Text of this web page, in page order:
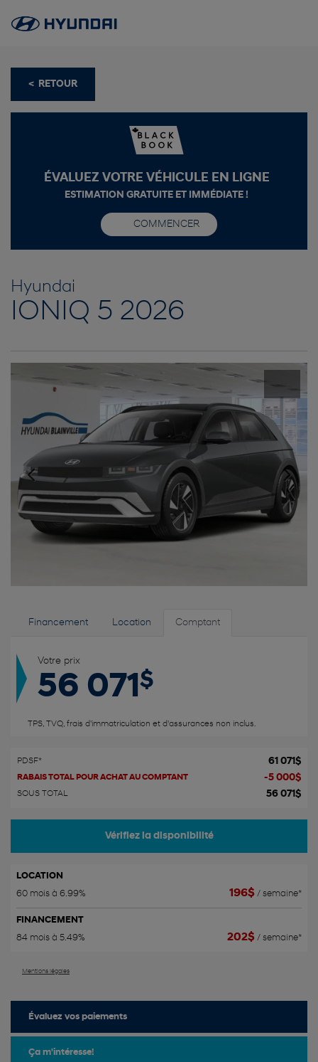
< RETOUR
ÉVALUEZ VOTRE VÉHICULE EN LIGNE
ESTIMATION GRATUITE ET IMMÉDIATE !
COMMENCER
Hyundai
IONIQ 5 2026
Financement Location Comptant
Votre prix
56 071$
TPS, TVQ, frais d'immatriculation et d'assurances non inclus.
PDSF* 61 071$
RABAIS TOTAL POUR ACHAT AU COMPTANT -5 000$
SOUS TOTAL 56 071$
Vérifiez la disponibilité
LOCATION
60 mois à 6.99%
196$ / semaine*
FINANCEMENT
84 mois à 5.49%
202$ / semaine*
Mentions légales
Évaluez vos paiements
Ça m'intéresse!